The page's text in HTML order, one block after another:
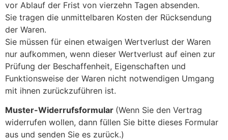
vor Ablauf der Frist von vierzehn Tagen absenden.
Sie tragen die unmittelbaren Kosten der Rücksendung
der Waren.
Sie müssen für einen etwaigen Wertverlust der Waren
nur aufkommen, wenn dieser Wertverlust auf einen zur
Prüfung der Beschaffenheit, Eigenschaften und
Funktionsweise der Waren nicht notwendigen Umgang
mit ihnen zurückzuführen ist.
Muster-Widerrufsformular (Wenn Sie den Vertrag
widerrufen wollen, dann füllen Sie bitte dieses Formular
aus und senden Sie es zurück.)